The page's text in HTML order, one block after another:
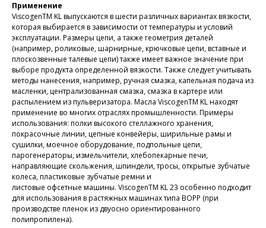
Применение
ViscogenTM KL выпускаются в шести различных вариантах вязкости,
которая выбирается в зависимости от температуры и условий
эксплуатации. Размеры цепи, а также геометрия деталей
(например, роликовые, шарнирные, крючковые цепи, вставные и
плоскозвенные талевые цепи) также имеет важное значение при
выборе продукта определенной вязкости. Также следует учитывать
методы нанесения, например, ручная смазка, капельная подача из
масленки, централизованная смазка, смазка в картере или
распылением из пульверизатора. Масла ViscogenTM KL находят
применение во многих отраслях промышленности. Примеры
использования: полки высокого стеллажного хранения,
покрасочные линии, цепные конвейеры, ширильные рамы и
сушилки, моечное оборудование, подпольные цепи,
парогенераторы, измельчители, хлебопекарные печи,
направляющие скольжения, шпиндели, тросы, открытые зубчатые
колеса, пластиковые зубчатые ремни и
листовые офсетные машины. ViscogenTM KL 23 особенно подходит
для использования в растяжных машинах типа BOPP (при
производстве пленок из двуосно ориентированного
полипропилена).